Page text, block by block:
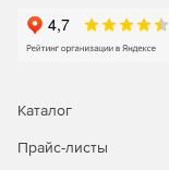
Каталог
Прайс-листы